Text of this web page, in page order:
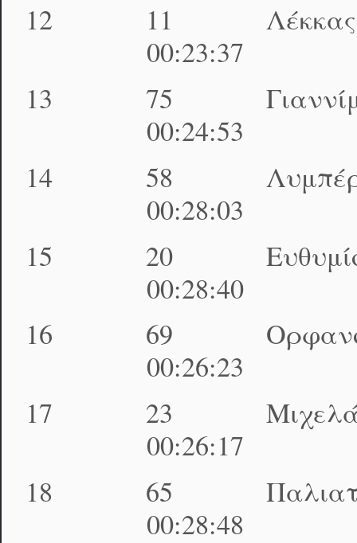
12 11 Λέκκας
00:23:37
13 75
00:24:53
14 58
00:28:03
15 20
00:28:40
16 69 Ορφανός
00:26:23
17 23
00:26:17
18 65
00:28:48